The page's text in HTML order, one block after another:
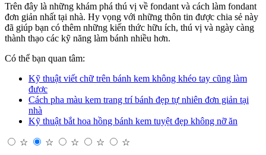
Trên đây là những khám phá thú vị về fondant và cách làm fondant
đơn giản nhất tại nhà. Hy vọng với những thôn tin được chia sẻ này
đã giúp bạn có thêm những kiến thức hữu ích, thú vị và ngày càng
thành thạo các kỹ năng làm bánh nhiều hơn.
Có thể bạn quan tâm:
Kỹ thuật viết chữ trên bánh kem không khéo tay cũng làm
được
Cách pha màu kem trang trí bánh đẹp tự nhiên đơn giản tại
nhà
Kỹ thuật bắt hoa hồng bánh kem tuyệt đẹp không nỡ ăn
☆ ☆ ☆ ☆
☆